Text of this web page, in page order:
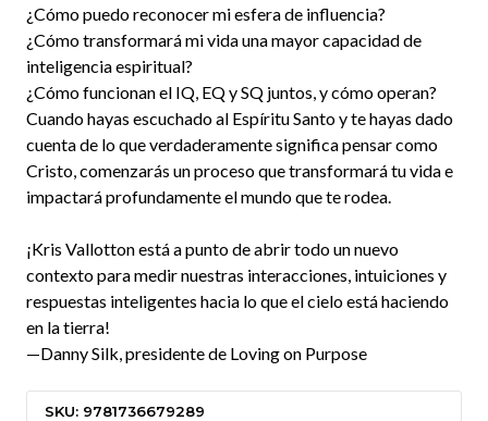
¿Cómo puedo reconocer mi esfera de influencia?
¿Cómo transformará mi vida una mayor capacidad de
inteligencia espiritual?
¿Cómo funcionan el IQ, EQ y SQ juntos, y cómo operan?
Cuando hayas escuchado al Espíritu Santo y te hayas dado
cuenta de lo que verdaderamente significa pensar como
Cristo, comenzarás un proceso que transformará tu vida e
impactará profundamente el mundo que te rodea.
¡Kris Vallotton está a punto de abrir todo un nuevo
contexto para medir nuestras interacciones, intuiciones y
respuestas inteligentes hacia lo que el cielo está haciendo
en la tierra!
—Danny Silk, presidente de Loving on Purpose
SKU: 9781736679289